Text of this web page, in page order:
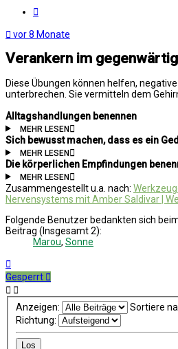
vor 8 Monate
Verankern im
Diese Übungen können helfen,
unterbrechen. Sie vermitteln dem
Alltagshandlungen benennen
MEHR LESEN
Sich bewusst machen, dass es ein
MEHR LESEN
Die körperlichen Empfindungen
MEHR LESEN
Zusammengestellt u.a. nach:
Nervensystems mit Amber Saldivar |
Folgende Benutzer bedankten sich
Beitrag (Insgesamt 2):
Marou, Sonne
oben
Gesperrt
Anzeigen:
Sortiere
Richtung: